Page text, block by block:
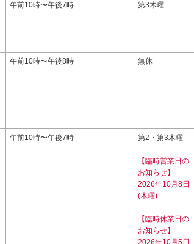
午前10時〜午後7時 第3木曜
午前10時〜午後8時 無休
午前10時〜午後7時 第2・第3木曜
【臨時営業日の
お知らせ】
2026年10月8日
(木曜)
【臨時休業日の
お知らせ】
2026年10月5日